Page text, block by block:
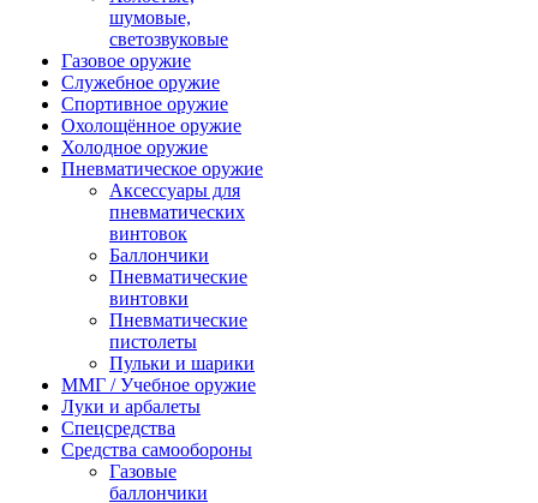
шумовые,
светозвуковые
Газовое оружие
Служебное оружие
Спортивное оружие
Охолощённое оружие
Холодное оружие
Пневматическое оружие
Аксессуары для
пневматических
винтовок
Баллончики
Пневматические
винтовки
Пневматические
пистолеты
Пульки и шарики
ММГ / Учебное оружие
Луки и арбалеты
Спецсредства
Средства самообороны
Газовые
баллончики